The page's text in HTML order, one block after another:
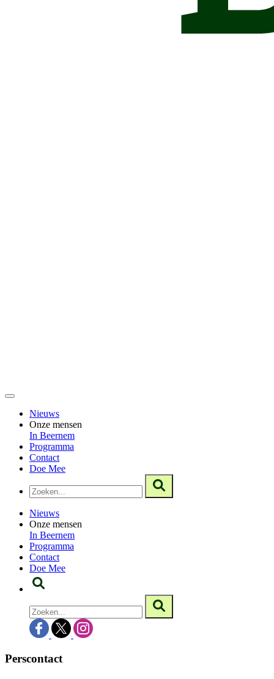
Nieuws
Onze mensen
In Beernem
Programma
Contact
Doe Mee
Nieuws
Onze mensen
In Beernem
Programma
Contact
Doe Mee
Perscontact